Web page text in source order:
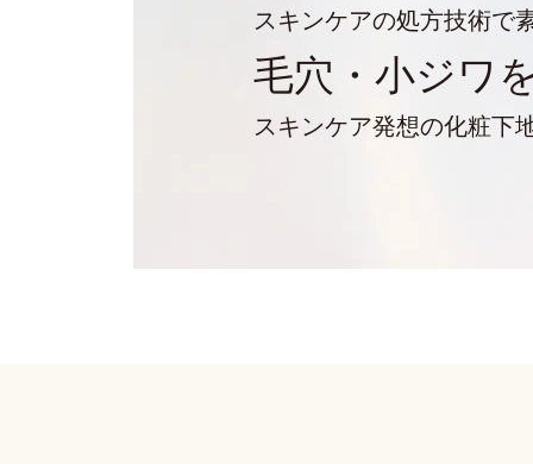
スキンケアの処方技術で
毛穴・小ジワ
スキンケア発想の化粧下